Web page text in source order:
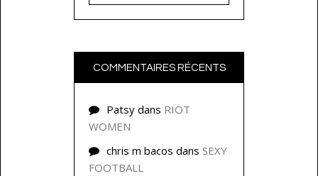
COMMENTAIRES RÉCENTS
Patsy dans RIOT
WOMEN
chris m bacos dans SEXY
FOOTBALL